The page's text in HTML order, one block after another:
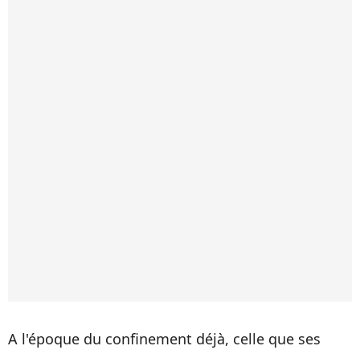
A l'époque du confinement déjà, celle que ses